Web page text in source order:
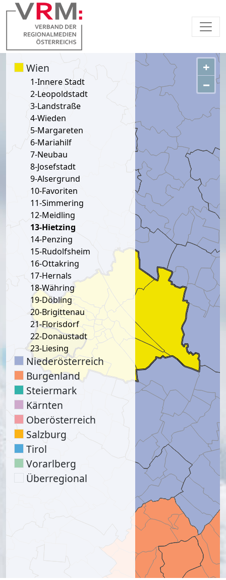
+
−
Wien
1-Innere Stadt
2-Leopoldstadt
3-Landstraße
4-Wieden
5-Margareten
6-Mariahilf
7-Neubau
8-Josefstadt
9-Alsergrund
10-Favoriten
11-Simmering
12-Meidling
13-Hietzing
14-Penzing
15-Rudolfsheim
16-Ottakring
17-Hernals
18-Währing
19-Döbling
20-Brigittenau
21-Florisdorf
22-Donaustadt
23-Liesing
Niederösterreich
Burgenland
Steiermark
Kärnten
Oberösterreich
Salzburg
Tirol
Vorarlberg
Überregional